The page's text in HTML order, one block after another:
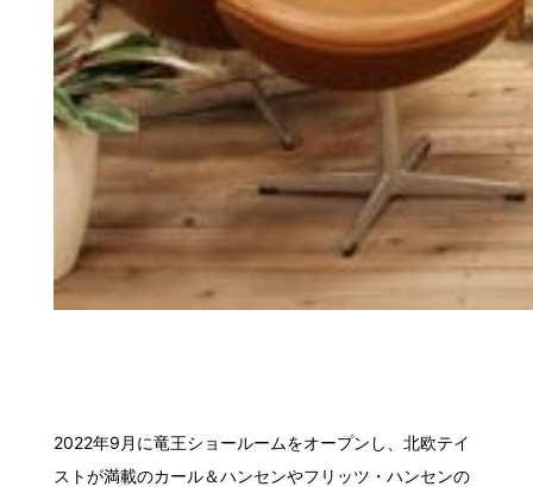
2022年9月に竜王ショールームをオープンし、北欧テイ
ストが満載のカール＆ハンセンやフリッツ・ハンセンの